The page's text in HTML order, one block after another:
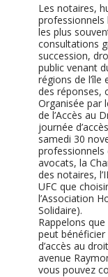
Les notaires,
professionnels
les plus
consultations
succession,
public venant
régions de
des réponses,
Organisée par
de l’Accès au
journée
samedi 30
professionnels
avocats, la
des notaires,
UFC que
l’Association
Solidaire).
Rappelons
peut
d’accès au
avenue
vous pouvez